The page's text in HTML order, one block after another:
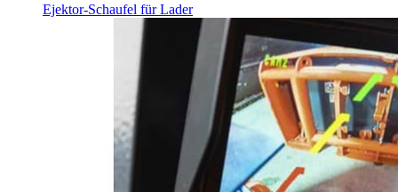
Ejektor-Schaufel für Lader